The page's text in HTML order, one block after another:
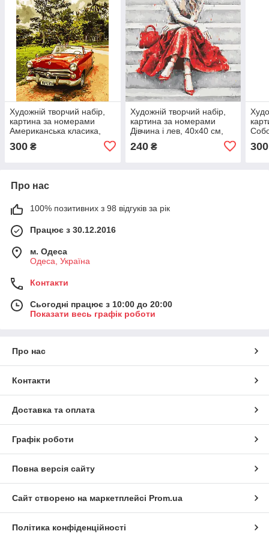
Художній творчий набір,
картина за номерами
Американська класика,
(AS0526)
300 ₴
Художній творчий набір,
картина за номерами
Дівчина і лев, 40x40 см,
240₴ 300
Про нас
100% позитивних з 98 відгуків за рік
Працює з 30.12.2016
м. Одеса
Одеса, Україна
Контакти
Сьогодні працює з 10:00 до 20:00
Показати весь графік роботи
Про нас
Контакти
Доставка та оплата
Графік роботи
Повна версія сайту
Сайт створено на маркетплейсі Prom.ua
Політика конфіденційності